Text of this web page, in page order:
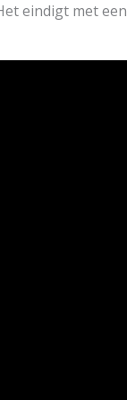
eindigt met